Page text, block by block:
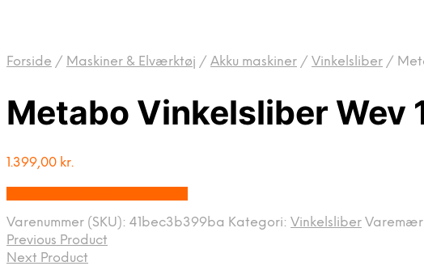
Forside / Maskiner & Elværktøj / Akku maskiner / Vinkelsliber /
Metabo Vinkelsliber Wev
1.399,00 kr.
Varenummer (SKU): 41bec3b399ba Kategori: Vinkelsliber
Previous Product
Next Product